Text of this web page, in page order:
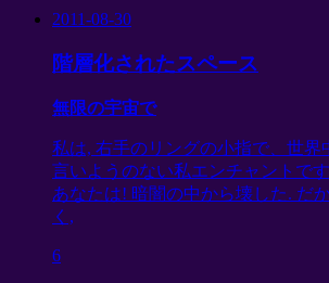
2011-08-30
階層化されたスペース
無限の宇宙で
私は, 右手のリングの小指で、世界
言いようのない私エンチャントで
あなたは! 暗闇の中から壊した. だ
く,
6